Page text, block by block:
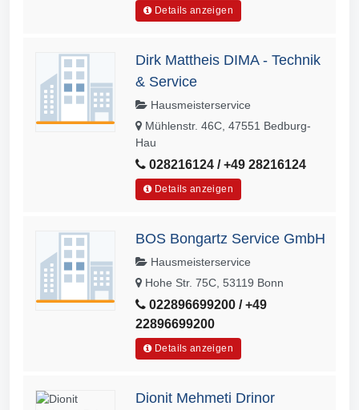
Details anzeigen
Dirk Mattheis DIMA - Technik
& Service
Hausmeisterservice
Mühlenstr. 46C, 47551 Bedburg-
Hau
028216124 / +49 28216124
Details anzeigen
BOS Bongartz Service GmbH
Hausmeisterservice
Hohe Str. 75C, 53119 Bonn
022896699200 / +49
22896699200
Details anzeigen
Dionit Mehmeti Drinor